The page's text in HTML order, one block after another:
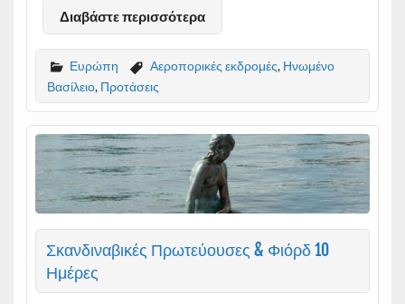
Διαβάστε περισσότερα
Ευρώπη Αεροπορικές εκδρομές, Ηνωμένο
Βασίλειο, Προτάσεις
Σκανδιναβικές Πρωτεύουσες & Φιόρδ 10
Ημέρες